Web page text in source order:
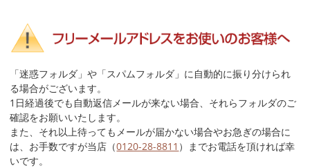
「迷惑フォルダ」や「スパムフォルダ」に自動的に振り分けられ
る場合がございます。
1日経過後でも自動返信メールが来ない場合、それらフォルダのご
確認をお願いいたします。
また、それ以上待ってもメールが届かない場合やお急ぎの場合に
は、お手数ですが当店（0120-28-8811 ）までお電話を頂ければ幸
いです。